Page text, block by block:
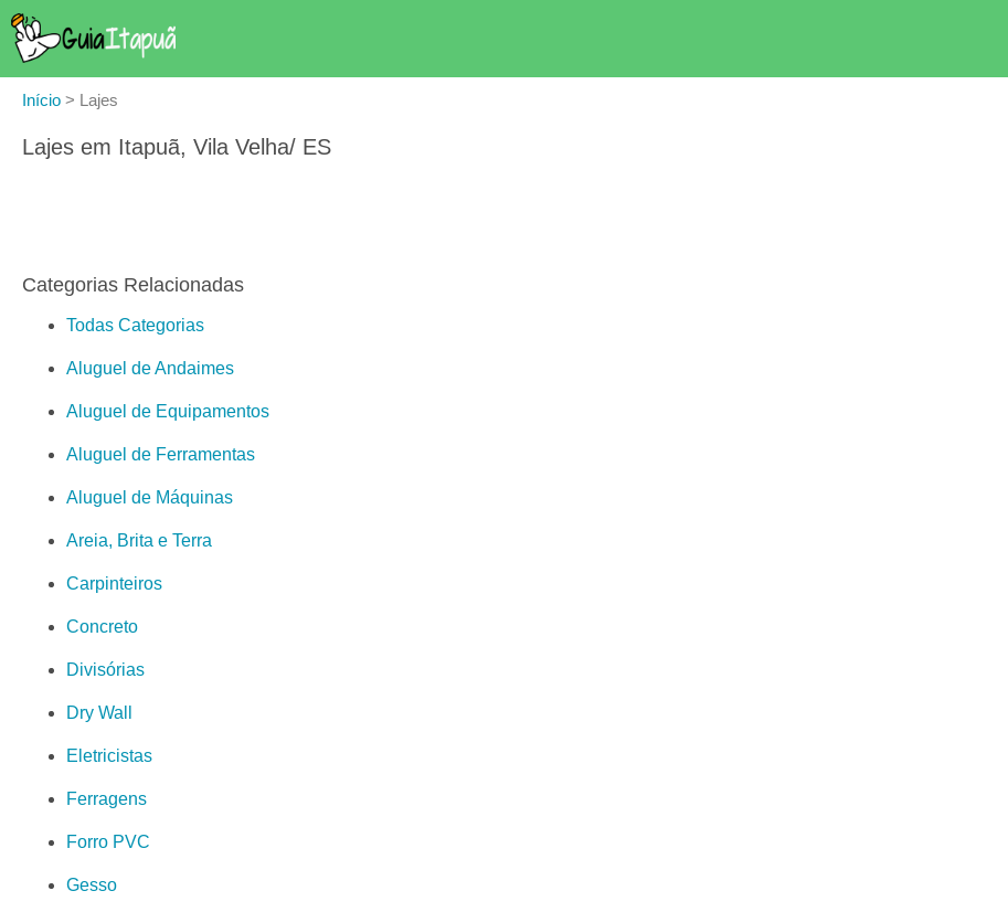
Início > Lajes
Lajes em Itapuã, Vila Velha/ ES
Categorias Relacionadas
Todas Categorias
Aluguel de Andaimes
Aluguel de Equipamentos
Aluguel de Ferramentas
Aluguel de Máquinas
Areia, Brita e Terra
Carpinteiros
Concreto
Divisórias
Dry Wall
Eletricistas
Ferragens
Forro PVC
Gesso